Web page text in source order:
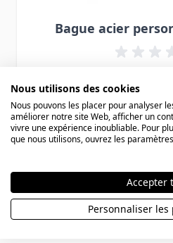
Bague acier
Vous
Nous utilisons des cookies
Nous pouvons les placer pour analyser
améliorer notre site Web, afficher un
vivre une expérience inoubliable. Pour
que nous utilisons, ouvrez les
Accepter
Personnaliser les